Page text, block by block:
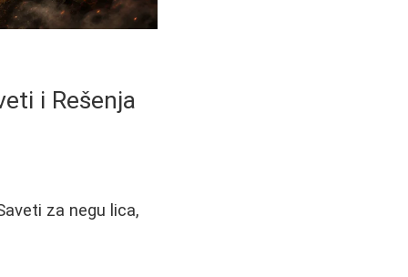
i Rešenja
za negu lica,